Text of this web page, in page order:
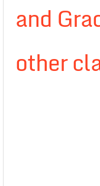
and
other